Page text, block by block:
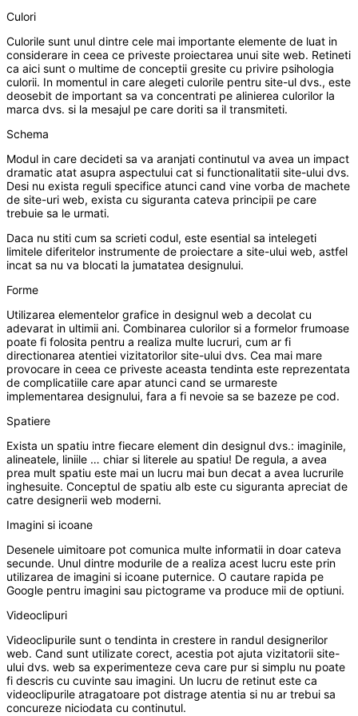
Culori
Culorile sunt unul dintre cele mai importante elemente de luat in
considerare in ceea ce priveste proiectarea unui site web. Retineti
ca aici sunt o multime de conceptii gresite cu privire psihologia
culorii. In momentul in care alegeti culorile pentru site-ul dvs., este
deosebit de important sa va concentrati pe alinierea culorilor la
marca dvs. si la mesajul pe care doriti sa il transmiteti.
Schema
Modul in care decideti sa va aranjati continutul va avea un impact
dramatic atat asupra aspectului cat si functionalitatii site-ului dvs.
Desi nu exista reguli specifice atunci cand vine vorba de machete
de site-uri web, exista cu siguranta cateva principii pe care
trebuie sa le urmati.
Daca nu stiti cum sa scrieti codul, este esential sa intelegeti
limitele diferitelor instrumente de proiectare a site-ului web, astfel
incat sa nu va blocati la jumatatea designului.
Forme
Utilizarea elementelor grafice in designul web a decolat cu
adevarat in ultimii ani. Combinarea culorilor si a formelor frumoase
poate fi folosita pentru a realiza multe lucruri, cum ar fi
directionarea atentiei vizitatorilor site-ului dvs. Cea mai mare
provocare in ceea ce priveste aceasta tendinta este reprezentata
de complicatiile care apar atunci cand se urmareste
implementarea designului, fara a fi nevoie sa se bazeze pe cod.
Spatiere
Exista un spatiu intre fiecare element din designul dvs.: imaginile,
alineatele, liniile … chiar si literele au spatiu! De regula, a avea
prea mult spatiu este mai un lucru mai bun decat a avea lucrurile
inghesuite. Conceptul de spatiu alb este cu siguranta apreciat de
catre designerii web moderni.
Imagini si icoane
Desenele uimitoare pot comunica multe informatii in doar cateva
secunde. Unul dintre modurile de a realiza acest lucru este prin
utilizarea de imagini si icoane puternice. O cautare rapida pe
Google pentru imagini sau pictograme va produce mii de optiuni.
Videoclipuri
Videoclipurile sunt o tendinta in crestere in randul designerilor
web. Cand sunt utilizate corect, acestia pot ajuta vizitatorii site-
ului dvs. web sa experimenteze ceva care pur si simplu nu poate
fi descris cu cuvinte sau imagini. Un lucru de retinut este ca
videoclipurile atragatoare pot distrage atentia si nu ar trebui sa
concureze niciodata cu continutul.